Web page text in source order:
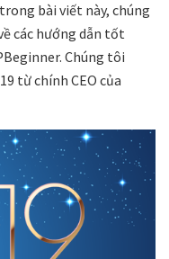
bài viết này, chúng
các hướng dẫn tốt
Chúng tôi
từ chính CEO của